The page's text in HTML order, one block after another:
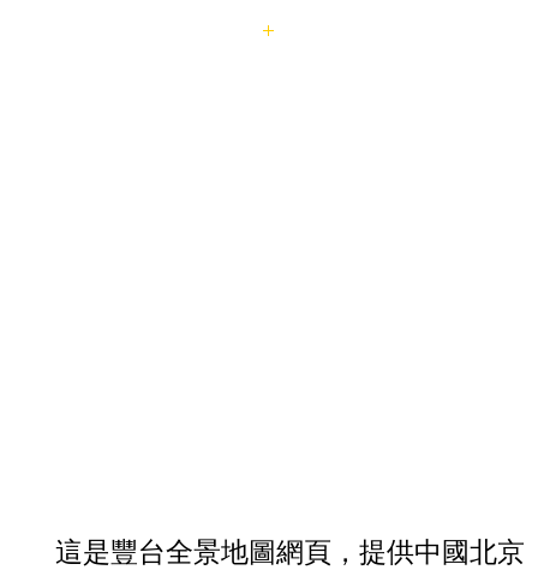
這是豐台全景地圖網頁，提供中國北京